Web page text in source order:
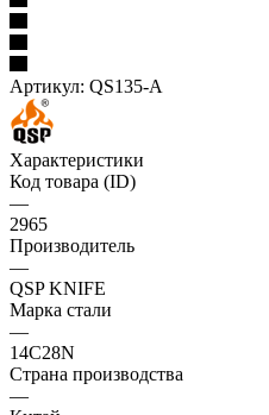
Артикул: QS135-A
Характеристики
Код товара (ID)
—
2965
Производитель
—
QSP KNIFE
Марка стали
—
14C28N
Страна производства
—